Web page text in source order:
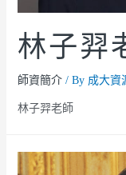
林子羿
師資簡介/ By 成大資
林子羿老師